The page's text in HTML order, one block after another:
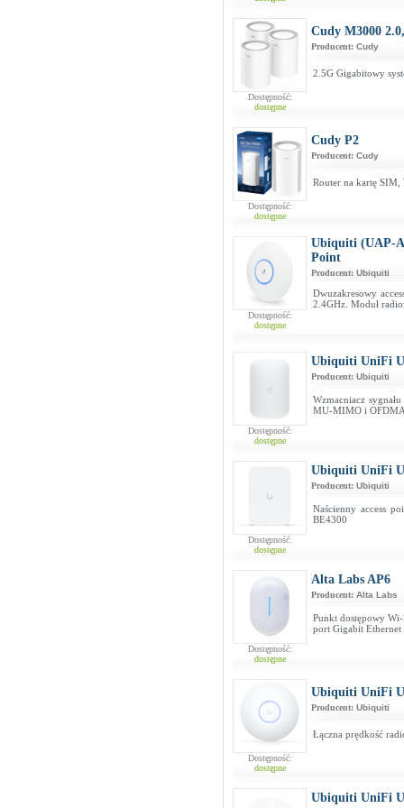
Dostępność:
dostępne
Cudy M3000
Producent: Cudy
2.5G Gigabitowy
Dostępność:
dostępne
Cudy P2
Producent: Cudy
Router na kartę
Dostępność:
dostępne
Ubiquiti (UAP-
Point
Producent: Ubiquiti
Dwuzakresowy
2.4GHz. Moduł
Dostępność:
dostępne
Ubiquiti UniFi
Producent: Ubiquiti
Wzmacniacz
MU-MIMO i
Dostępność:
dostępne
Ubiquiti UniFi
Producent: Ubiquiti
Naścienny access
BE4300
Dostępność:
dostępne
Alta Labs AP6
Producent: Alta Labs
Punkt dostępowy
port Gigabit
Dostępność:
dostępne
Ubiquiti UniFi
Producent: Ubiquiti
Łączna prędkość
Ubiquiti UniFi